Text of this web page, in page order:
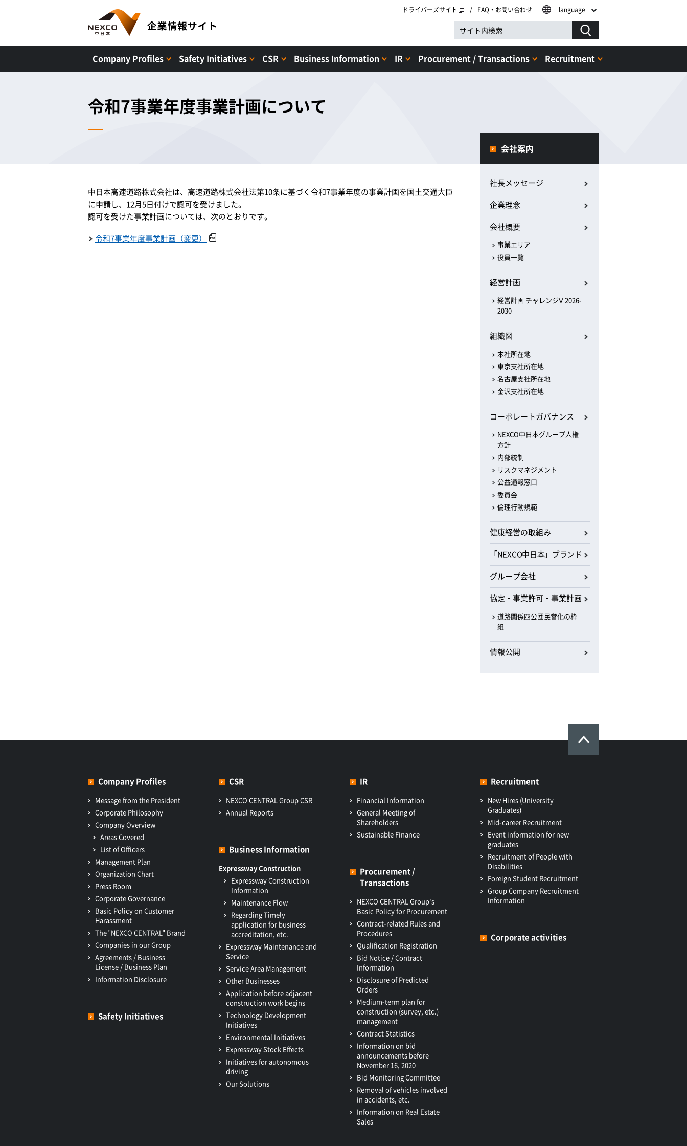
ドライバーズサイト FAQ・お問い合わせ language
Company Profiles Safety Initiatives CSR Business Information IR Procurement / Transactions Recruitment
令和7事業年度事業計画について
中日本高速道路株式会社は、高速道路株式会社法第10条に基づく令和7事業年度の事業計画を国土交通大臣
に申請し、12月5日付けで認可を受けました。
認可を受けた事業計画については、次のとおりです。
令和7事業年度事業計画（変更）
会社案内
社長メッセージ
企業理念
会社概要
事業エリア
役員一覧
経営計画
経営計画 チャレンジⅤ 2026-
2030
組織図
本社所在地
東京支社所在地
名古屋支社所在地
金沢支社所在地
コーポレートガバナンス
NEXCO中日本グループ人権
方針
内部統制
リスクマネジメント
公益通報窓口
委員会
倫理行動規範
健康経営の取組み
「NEXCO中日本」ブランド
グループ会社
協定・事業許可・事業計画
道路関係四公団民営化の枠
組
情報公開
Company Profiles
Message from the President
Corporate Philosophy
Company Overview
Areas Covered
List of Officers
Management Plan
Organization Chart
Press Room
Corporate Governance
Basic Policy on Customer
Harassment
The "NEXCO CENTRAL" Brand
Companies in our Group
Agreements / Business
License / Business Plan
Information Disclosure
Safety Initiatives
CSR
NEXCO CENTRAL Group CSR
Annual Reports
Business Information
Expressway Construction
Expressway Construction
Information
Maintenance Flow
Regarding Timely
application for business
accreditation, etc.
Expressway Maintenance and
Service
Service Area Management
Other Businesses
Application before adjacent
construction work begins
Technology Development
Initiatives
Environmental Initiatives
Expressway Stock Effects
Initiatives for autonomous
driving
Our Solutions
IR
Financial Information
General Meeting of
Shareholders
Sustainable Finance
Procurement /
Transactions
NEXCO CENTRAL Group's
Basic Policy for Procurement
Contract-related Rules and
Procedures
Qualification Registration
Bid Notice / Contract
Information
Disclosure of Predicted
Orders
Medium-term plan for
construction (survey, etc.)
management
Contract Statistics
Information on bid
announcements before
November 16, 2020
Bid Monitoring Committee
Removal of vehicles involved
in accidents, etc.
Information on Real Estate
Sales
Recruitment
New Hires (University
Graduates)
Mid-career Recruitment
Event information for new
graduates
Recruitment of People with
Disabilities
Foreign Student Recruitment
Group Company Recruitment
Information
Corporate activities